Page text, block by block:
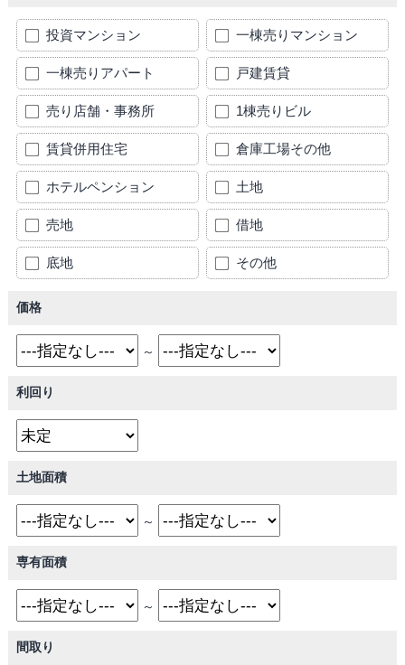
投資マンション 一棟売りマンション
一棟売りアパート 戸建賃貸
売り店舗・事務所 1棟売りビル
賃貸併用住宅 倉庫工場その他
ホテルペンション 土地
売地 借地
底地 その他
価格
～
利回り
土地面積
～
専有面積
～
間取り